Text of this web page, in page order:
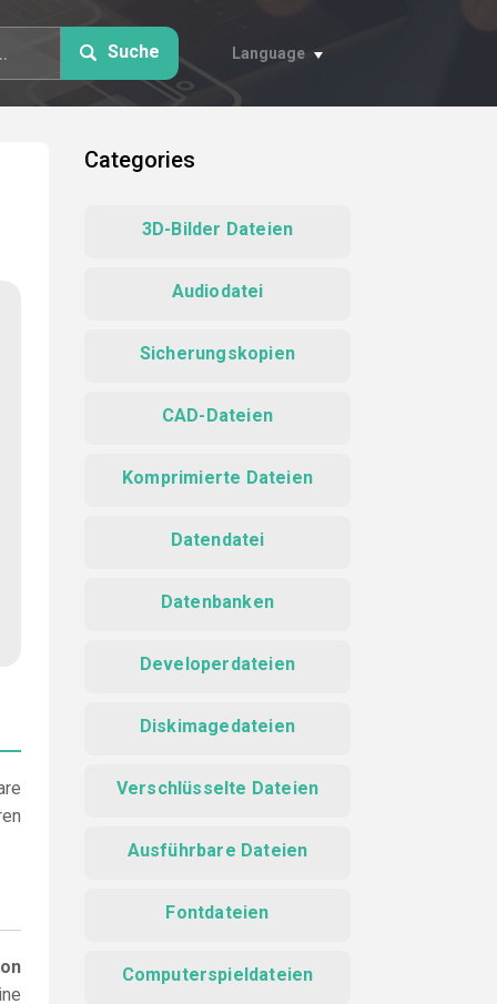
Suche Language
Categories
3D-Bilder Dateien
Audiodatei
Sicherungskopien
CAD-Dateien
Komprimierte Dateien
Datendatei
Datenbanken
Developerdateien
Diskimagedateien
Verschlüsselte Dateien
Ausführbare Dateien
Fontdateien
Computerspieldateien